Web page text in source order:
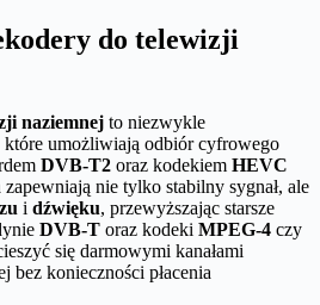
do telewizji
naziemnej to niezwykle
które umożliwiają odbiór cyfrowego
DVB-T2 oraz kodekiem HEVC
nie tylko stabilny sygnał, ale
i dźwięku, przewyższając starsze
DVB-T oraz kodeki MPEG-4 czy
się darmowymi kanałami
konieczności płacenia